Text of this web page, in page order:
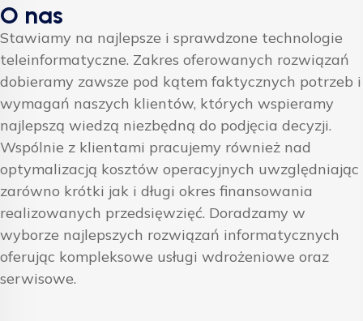
O nas
Stawiamy na najlepsze i sprawdzone technologie
teleinformatyczne. Zakres oferowanych rozwiązań
dobieramy zawsze pod kątem faktycznych potrzeb i
wymagań naszych klientów, których wspieramy
najlepszą wiedzą niezbędną do podjęcia decyzji.
Wspólnie z klientami pracujemy również nad
optymalizacją kosztów operacyjnych uwzględniając
zarówno krótki jak i długi okres finansowania
realizowanych przedsięwzięć. Doradzamy w
wyborze najlepszych rozwiązań informatycznych
oferując kompleksowe usługi wdrożeniowe oraz
serwisowe.